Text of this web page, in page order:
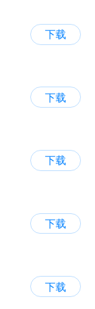
下载
下载
下载
下载
下载